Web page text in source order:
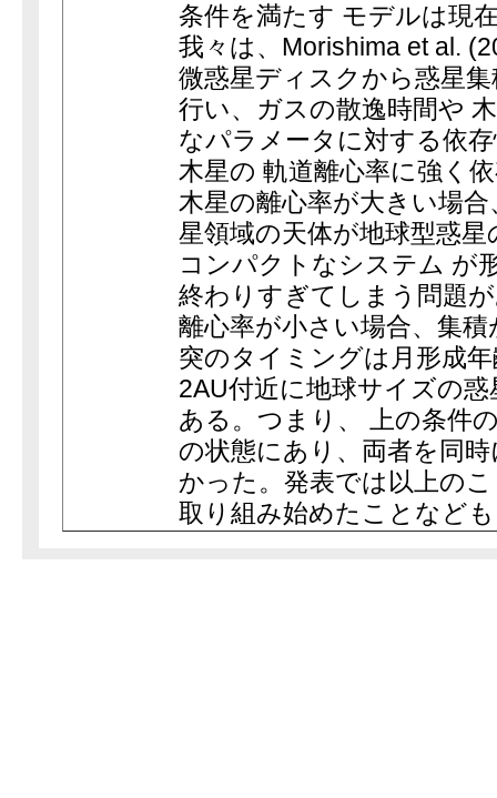
条件を満たす モデルは現
我々は、Morishima et al.
微惑星ディスクから惑星
行い、ガスの散逸時間や
なパラメータに対する依
木星の 軌道離心率に強く
木星の離心率が大きい場
星領域の天体が地球型惑
コンパクトなシステム が
終わりすぎてしまう問題
離心率が小さい場合、集
突のタイミングは月形成
2AU付近に地球サイズの
ある。つまり、 上の条件
の状態にあり、両者を同
かった。発表では以上の
取り組み始めたことなど